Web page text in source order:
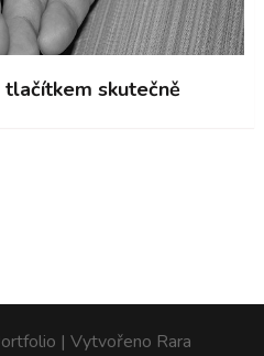
skutečně
| Vytvořeno Rara